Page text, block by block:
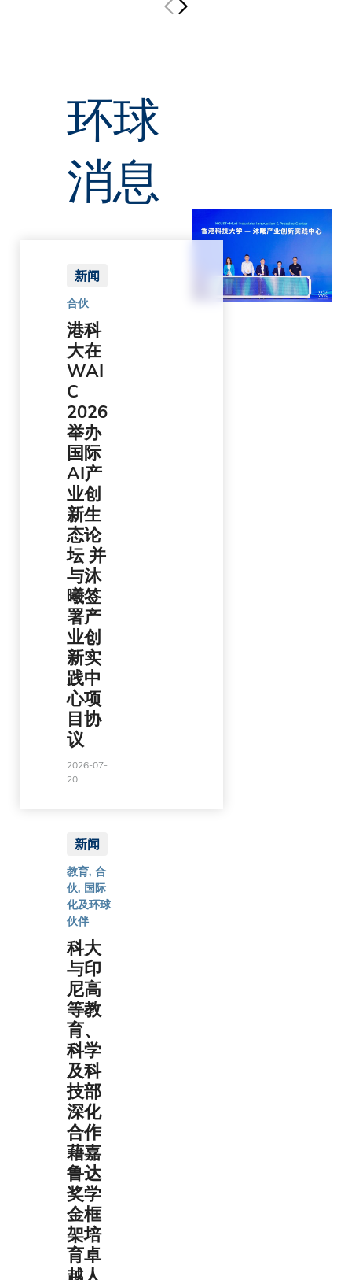
环球
消息
新闻
合伙
港科
大在
WAI
C
2026
举办
国际
AI产
业创
新生
态论
坛 并
与沐
曦签
署产
业创
新实
践中
心项
目协
议
2026-07-
20
新闻
教育, 合
伙, 国际
化及环球
伙伴
科大
与印
尼高
等教
育、
科学
及科
技部
深化
合作
藉嘉
鲁达
奖学
金框
架培
育卓
越人